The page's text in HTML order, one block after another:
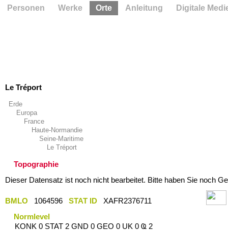
Le Tréport
Erde
Europa
France
Haute-Normandie
Seine-Maritime
Le Tréport
Topographie
Dieser Datensatz ist noch nicht bearbeitet. Bitte haben Sie noch
BMLO 1064596 STAT ID
XAFR2376711
Normlevel
KONK 0 STAT 2 GND 0 GEO 0 UK 0 Ҩ 2
Personen Werke Orte Anleitung Digitale